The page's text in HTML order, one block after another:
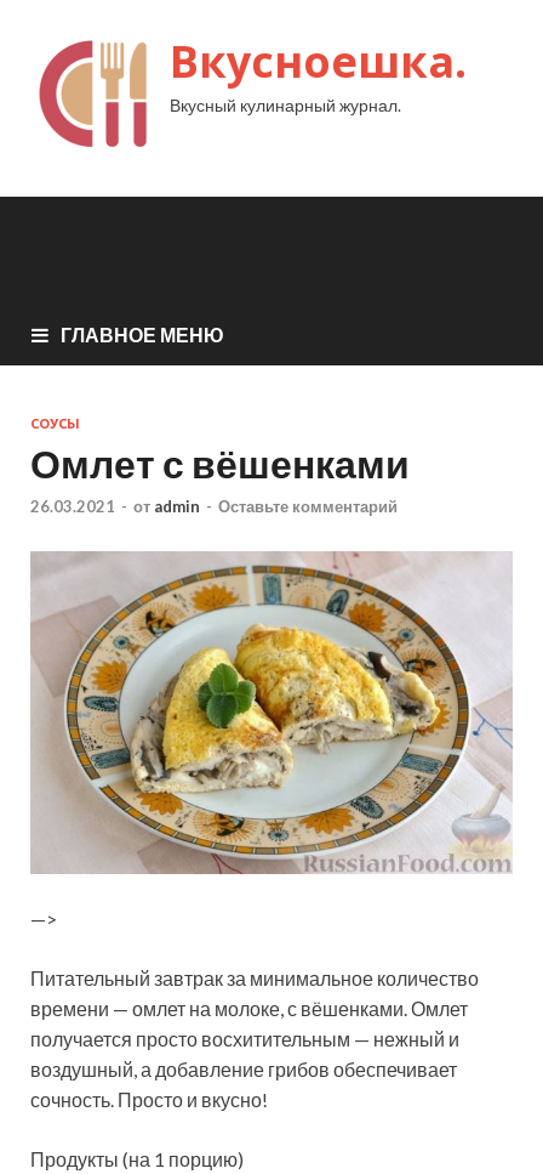
Вкусноешка.
Вкусный кулинарный журнал.
ГЛАВНОЕ МЕНЮ
СОУСЫ
Омлет с вёшенками
26.03.2021 - от admin - Оставьте комментарий
—>
Питательный завтрак за минимальное количество
времени — омлет на молоке, с вёшенками. Омлет
получается просто восхитительным — нежный и
воздушный, а добавление грибов обеспечивает
сочность. Просто и вкусно!
Продукты (на 1 порцию)